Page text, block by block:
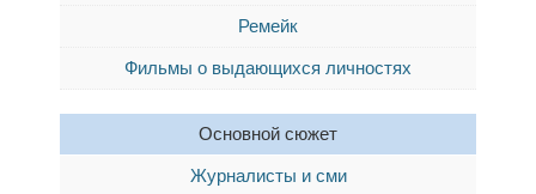
Ремейк
Фильмы о выдающихся личностях
Основной сюжет
Журналисты и сми